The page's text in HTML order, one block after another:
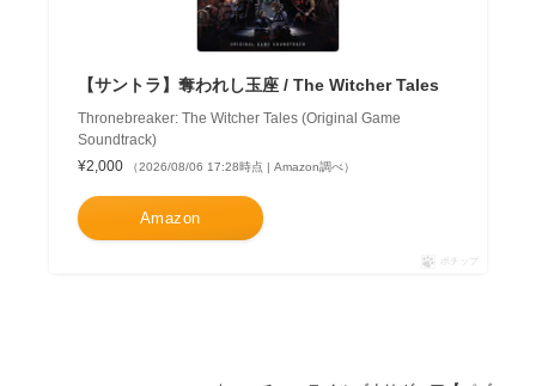
【サントラ】奪われし玉座 / The Witcher Tales
Thronebreaker: The Witcher Tales (Original Game
Soundtrack)
¥2,000
（2026/08/06 17:28時点 | Amazon調べ）
Amazon
ポチップ